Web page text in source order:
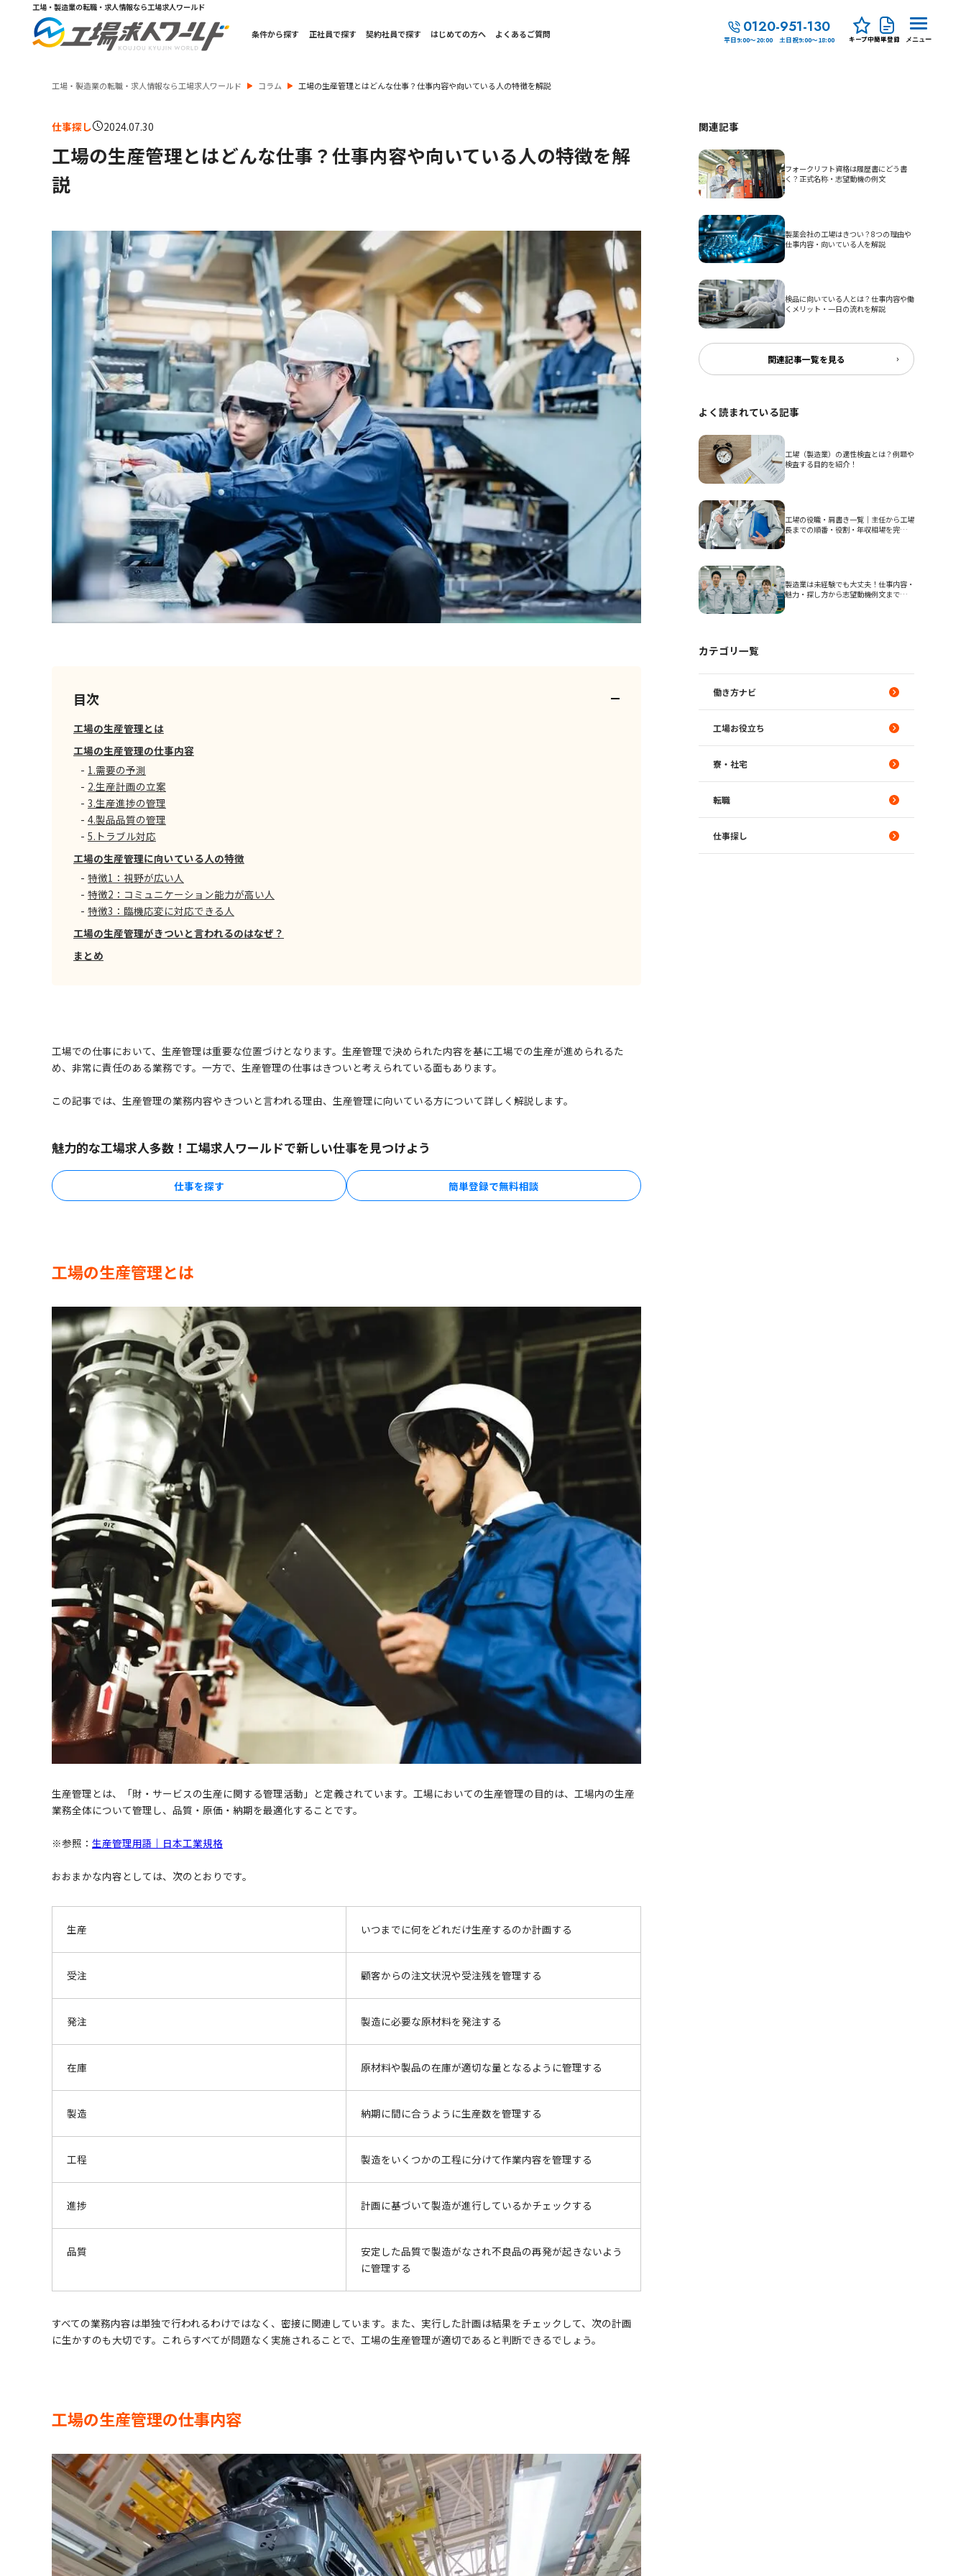
工場・製造業の転職・求人情報なら工場求人ワールド
条件から探す 正社員で探す 契約社員で探す はじめての方へ よくあるご質問 0120-951-130
平日9:00～20:00 土日祝9:00～18:00 キープ中簡単登録 メニュー
工場・製造業の転職・求人情報なら工場求人ワールド コラム 工場の生産管理とはどんな仕事？仕事内容や向いている人の特徴を解説
仕事探し 2024.07.30
工場の生産管理とはどんな仕事？仕事内容や向いている人の特徴を解
説
目次
工場の生産管理とは
工場の生産管理の仕事内容
1.需要の予測
2.生産計画の立案
3.生産進捗の管理
4.製品品質の管理
5.トラブル対応
工場の生産管理に向いている人の特徴
特徴1：視野が広い人
特徴2：コミュニケーション能力が高い人
特徴3：臨機応変に対応できる人
工場の生産管理がきついと言われるのはなぜ？
まとめ
工場での仕事において、生産管理は重要な位置づけとなります。生産管理で決められた内容を基に工場での生産が進められるた
め、非常に責任のある業務です。一方で、生産管理の仕事はきついと考えられている面もあります。
この記事では、生産管理の業務内容やきついと言われる理由、生産管理に向いている方について詳しく解説します。
魅力的な工場求人多数！工場求人ワールドで新しい仕事を見つけよう
仕事を探す 簡単登録で無料相談
工場の生産管理とは
生産管理とは、「財・サービスの生産に関する管理活動」と定義されています。工場においての生産管理の目的は、工場内の生産
業務全体について管理し、品質・原価・納期を最適化することです。
※参照： 生産管理用語｜日本工業規格
おおまかな内容としては、次のとおりです。
生産 いつまでに何をどれだけ生産するのか計画する
受注 顧客からの注文状況や受注残を管理する
発注 製造に必要な原材料を発注する
在庫 原材料や製品の在庫が適切な量となるように管理する
製造 納期に間に合うように生産数を管理する
工程 製造をいくつかの工程に分けて作業内容を管理する
進捗 計画に基づいて製造が進行しているかチェックする
品質
安定した品質で製造がなされ不良品の再発が起きないよう
に管理する
すべての業務内容は単独で行われるわけではなく、密接に関連しています。また、実行した計画は結果をチェックして、次の計画
に生かすのも大切です。これらすべてが問題なく実施されることで、工場の生産管理が適切であると判断できるでしょう。
工場の生産管理の仕事内容
関連記事
フォークリフト資格は履歴書にどう書
く？正式名称・志望動機の例文
製薬会社の工場はきつい？8つの理由や
仕事内容・向いている人を解説
検品に向いている人とは？仕事内容や働
くメリット・一日の流れを解説
関連記事一覧を見る
よく読まれている記事
工場（製造業）の適性検査とは？例題や
検査する目的を紹介！
工場の役職・肩書き一覧｜主任から工場
長までの順番・役割・年収相場を完全網
製造業は未経験でも大丈夫！仕事内容・
魅力・探し方から志望動機例文まで完全
カテゴリ一覧
働き方ナビ
工場お役立ち
寮・社宅
転職
仕事探し